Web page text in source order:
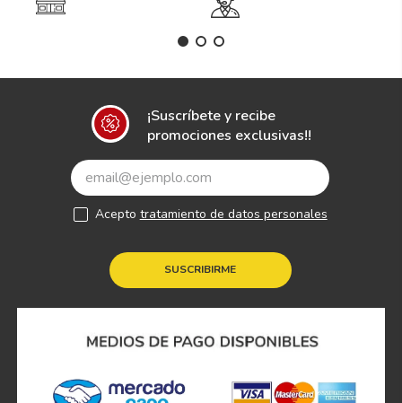
¡Suscríbete y recibe
promociones exclusivas!!
SUSCRIBIRME
Acepto tratamiento de datos personales